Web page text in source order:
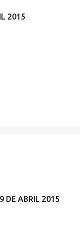
2015
DE ABRIL 2015